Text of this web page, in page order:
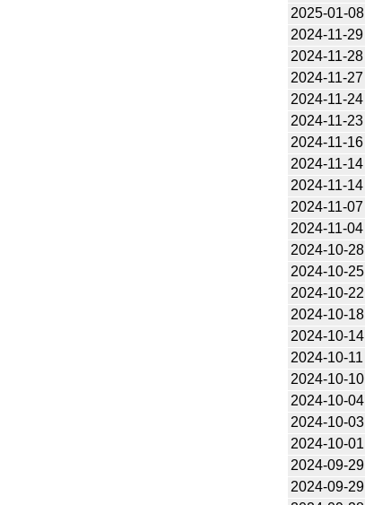
2025-01-08
2024-11-29
2024-11-28
2024-11-27
2024-11-24
2024-11-23
2024-11-16
2024-11-14
2024-11-14
2024-11-07
2024-11-04
2024-10-28
2024-10-25
2024-10-22
2024-10-18
2024-10-14
2024-10-11
2024-10-10
2024-10-04
2024-10-03
2024-10-01
2024-09-29
2024-09-29